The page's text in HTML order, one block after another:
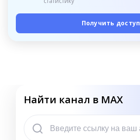
Получить доступ
Найти канал в MAX